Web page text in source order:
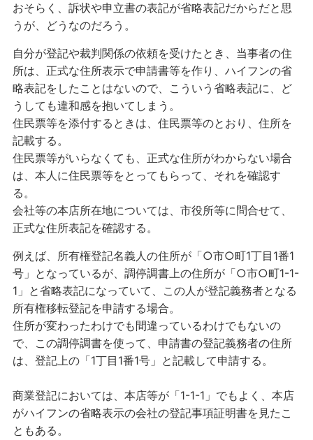
おそらく、訴状や申立書の表記が省略表記だからだと思
うが、どうなのだろう。
自分が登記や裁判関係の依頼を受けたとき、当事者の住
所は、正式な住所表示で申請書等を作り、ハイフンの省
略表記をしたことはないので、こういう省略表記に、ど
うしても違和感を抱いてしまう。
住民票等を添付するときは、住民票等のとおり、住所を
記載する。
住民票等がいらなくても、正式な住所がわからない場合
は、本人に住民票等をとってもらって、それを確認す
る。
会社等の本店所在地については、市役所等に問合せて、
正式な住所表記を確認する。
例えば、所有権登記名義人の住所が「○市○町1丁目1番1
号」となっているが、調停調書上の住所が「○市○町1-1-
1」と省略表記になっていて、この人が登記義務者となる
所有権移転登記を申請する場合。
住所が変わったわけでも間違っているわけでもないの
で、この調停調書を使って、申請書の登記義務者の住所
は、登記上の「1丁目1番1号」と記載して申請する。
商業登記においては、本店等が「1-1-1」でもよく、本店
がハイフンの省略表示の会社の登記事項証明書を見たこ
ともある。